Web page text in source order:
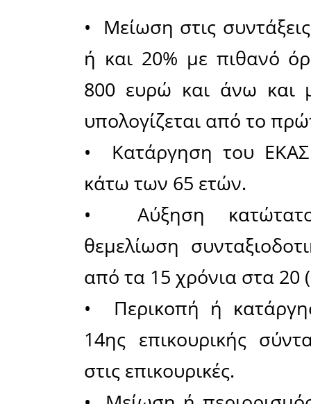
•οι
με
έξι
δις ευρώ!
•από το